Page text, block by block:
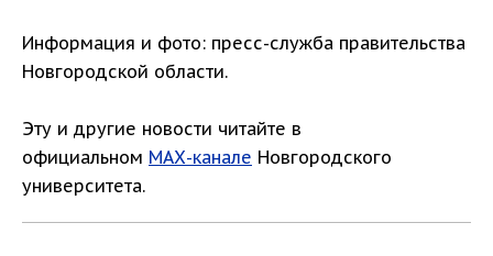
Информация и фото: пресс-служба правительства
Новгородской области.
Эту и другие новости читайте в
официальном МАХ-канале Новгородского
университета.